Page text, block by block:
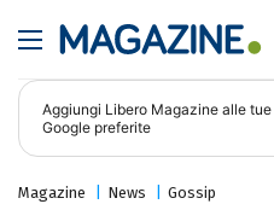
Aggiungi Libero Magazine alle
Google preferite
Magazine News Gossip